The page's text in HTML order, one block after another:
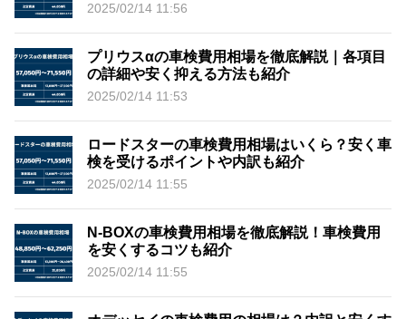
2025/02/14 11:56
プリウスαの車検費用相場を徹底解説｜各項目
の詳細や安く抑える方法も紹介
2025/02/14 11:53
ロードスターの車検費用相場はいくら？安く車
検を受けるポイントや内訳も紹介
2025/02/14 11:55
N-BOXの車検費用相場を徹底解説！車検費用
を安くするコツも紹介
2025/02/14 11:55